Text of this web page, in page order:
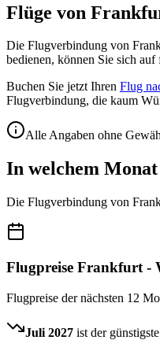
Flüge von
Die Flugverbindung von
bedienen, können Sie sich
Buchen Sie jetzt Ihren Flug
Flugverbindung, die kaum
Alle Angaben ohne
In welchem
Die Flugverbindung von
Flugpreise Frankfurt -
Flugpreise der nächsten 12
Juli 2027 ist der